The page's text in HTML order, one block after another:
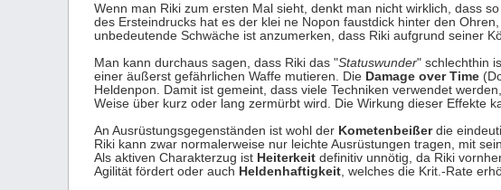
Wenn man Riki zum ersten Mal sieht, denkt man nicht wirklich, dass
des Ersteindrucks hat es der klei ne Nopon faustdick hinter den
unbedeutende Schwäche ist anzumerken, dass Riki aufgrund seiner
Man kann durchaus sagen, dass Riki das "Statuswunder" schlechthin
einer äußerst gefährlichen Waffe mutieren. Die Damage over Time
Heldenpon. Damit ist gemeint, dass viele Techniken verwendet
Weise über kurz oder lang zermürbt wird. Die Wirkung dieser Effekte
An Ausrüstungsgegenständen ist wohl der Kometenbeißerdie
Riki kann zwar normalerweise nur leichte Ausrüstungen tragen, mit
Als aktiven Charakterzug ist Heiterkeit definitiv unnötig, da Riki
Agilität fördert oder auch Heldenhaftigkeit , welches die Krit.-Rate